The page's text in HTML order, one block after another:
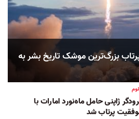
بزرگ‌ترین موشک تاریخ بشر به
ژاپنی حامل ماه‌نورد امارات با
پرتاب شد